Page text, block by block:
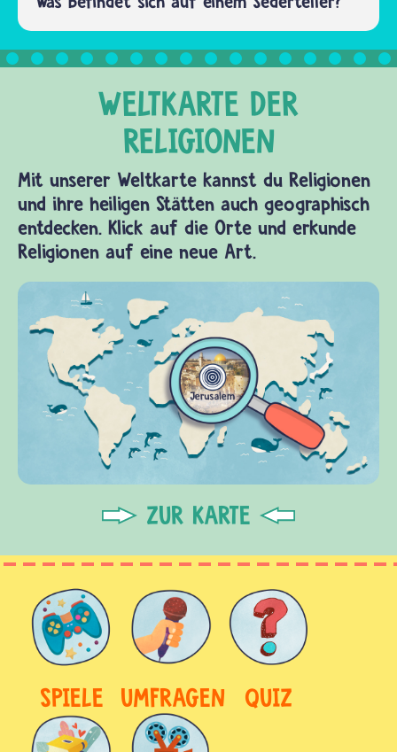
Mit unserer Weltkarte kannst du Religionen
und ihre heiligen Stätten auch geographisch
entdecken. Klick auf die Orte und erkunde
Religionen auf eine neue Art.
ZUR KARTE
SPIELE UMFRAGEN QUIZ